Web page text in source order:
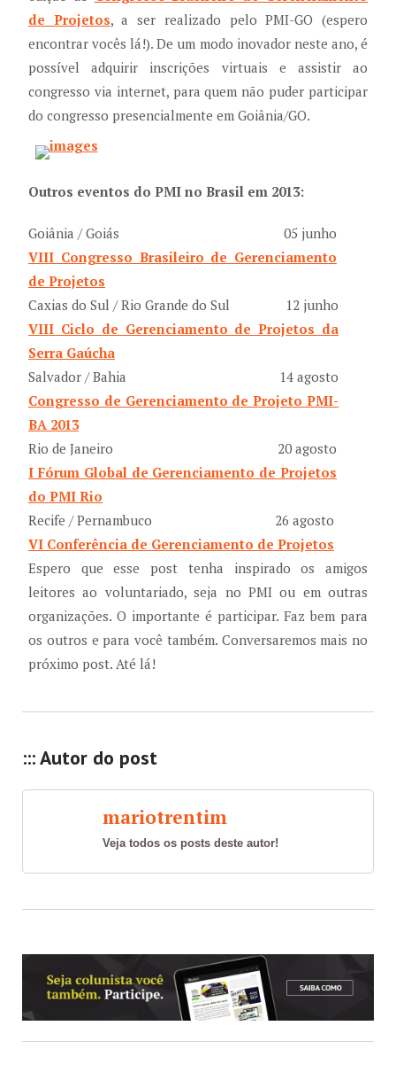
de Projetos, a ser realizado pelo PMI-GO (espero
encontrar vocês lá!). De um modo inovador neste ano, é
possível adquirir inscrições virtuais e assistir ao
congresso via internet, para quem não puder participar
do congresso presencialmente em Goiânia/GO.
Outros eventos do PMI no Brasil em 2013:
Goiânia / Goiás
05 junho
VIII Congresso Brasileiro de Gerenciamento
de Projetos
Caxias do Sul / Rio Grande do Sul
12 junho
VIII Ciclo de Gerenciamento de Projetos da
Serra Gaúcha
Salvador / Bahia
14 agosto
Congresso de Gerenciamento de Projeto PMI-
BA 2013
Rio de Janeiro
20 agosto
I Fórum Global de Gerenciamento de Projetos
do PMI Rio
Recife / Pernambuco
26 agosto
VI Conferência de Gerenciamento de Projetos
Espero que esse post tenha inspirado os amigos
leitores ao voluntariado, seja no PMI ou em outras
organizações. O importante é participar. Faz bem para
os outros e para você também. Conversaremos mais no
próximo post. Até lá!
::: Autor do post
mariotrentim
Veja todos os posts deste autor!